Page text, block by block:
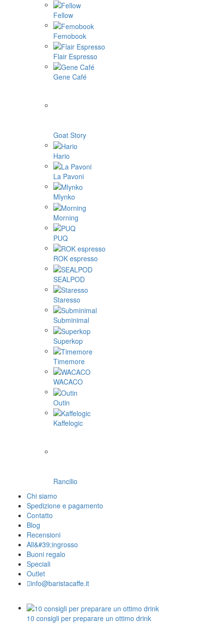
Fellow
Femobook
Flair Espresso
Gene Café
Goat Story
Hario
La Pavoni
Mlynko
Morning
PUQ
ROK espresso
SEALPOD
Staresso
Subminimal
Superkop
Timemore
WACACO
Outin
Kaffelogic
Rancilio
Chi siamo
Spedizione e pagamento
Contatto
Blog
Recensioni
All&#39;ingrosso
Buoni regalo
Speciali
Outlet
info@baristacaffe.it
10 consigli per preparare un ottimo drink